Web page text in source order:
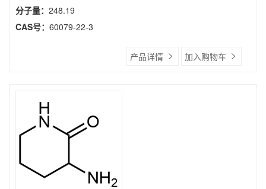
分子量： 248.19
CAS号： 60079-22-3
产品详情 加入购物车